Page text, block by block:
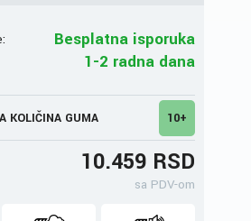
Besplatna isporuka
1-2 radna dana
KOLIČINA GUMA 10+
10.459 RSD
sa PDV-om